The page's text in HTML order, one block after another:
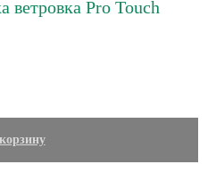
Pro Touch